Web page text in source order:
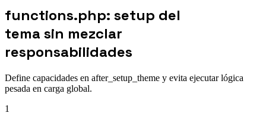
functions.php: setup del
tema sin mezclar
responsabilidades
Define capacidades en after_setup_theme y evita ejecutar lógica
pesada en carga global.
1